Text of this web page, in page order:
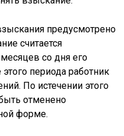
предусмотрено
считается
со дня его
периода работник
По истечении этого
отменено
форме.